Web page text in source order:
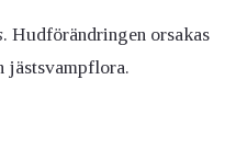
. Hudförändringen orsakas
jästsvampflora.